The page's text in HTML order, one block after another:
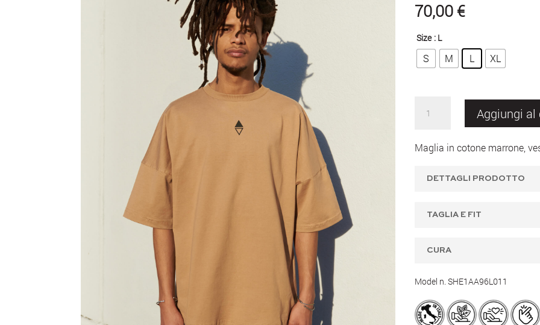
70,00 €
Size : L
S M L XL
Season
Aggiungi al
Maglia in cotone marrone,
DETTAGLI PRODOTTO
TAGLIA E FIT
CURA
Model n. SHE1AA96L011